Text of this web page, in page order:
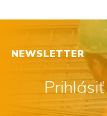
NEWSLETTER